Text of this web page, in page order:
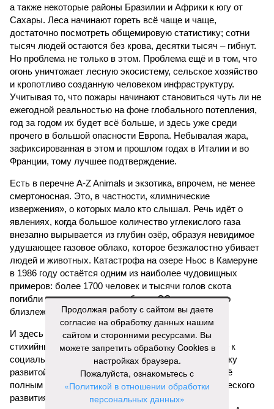
а также некоторые районы Бразилии и Африки к югу от
Сахары. Леса начинают гореть всё чаще и чаще,
достаточно посмотреть общемировую статистику; сотни
тысяч людей остаются без крова, десятки тысяч – гибнут.
Но проблема не только в этом. Проблема ещё и в том, что
огонь уничтожает лесную экосистему, сельское хозяйство
и кропотливо созданную человеком инфраструктуру.
Учитывая то, что пожары начинают становиться чуть ли не
ежегодной реальностью на фоне глобального потепления,
год за годом их будет всё больше, и здесь уже среди
прочего в большой опасности Европа. Небывалая жара,
зафиксированная в этом и прошлом годах в Италии и во
Франции, тому лучшее подтверждение.
Есть в перечне A-Z Animals и экзотика, впрочем, не менее
смертоносная. Это, в частности, «лимнические
извержения», о которых мало кто слышал. Речь идёт о
явлениях, когда большое количество углекислого газа
внезапно вырывается из глубин озёр, образуя невидимое
удушающее газовое облако, которое безжалостно убивает
людей и животных. Катастрофа на озере Ньос в Камеруне
в 1986 году остаётся одним из наиболее чудовищных
примеров: более 1700 человек и тысячи голов скота
погибли из-за внезапного выброса CO₂, накрывшего
близлежащие деревни.
И здесь мы плавно подходим к тому, чем все эти
стихийные бедствия могут закончиться. А именно – к
социальному коллапсу, то есть фактическому упадку
развитой цивилизации, зачастую с последующим её
полным уничтожением. Среди причин такого трагического
развития событий учёные называют деградацию
Продолжая работу с сайтом вы даете
согласие на обработку данных нашим
сайтом и сторонними ресурсами. Вы
можете запретить обработку Cookies в
настройках браузера.
Пожалуйста, ознакомьтесь с
«Политикой в отношении обработки
персональных данных»